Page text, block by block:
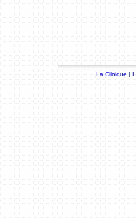
La Clinique |